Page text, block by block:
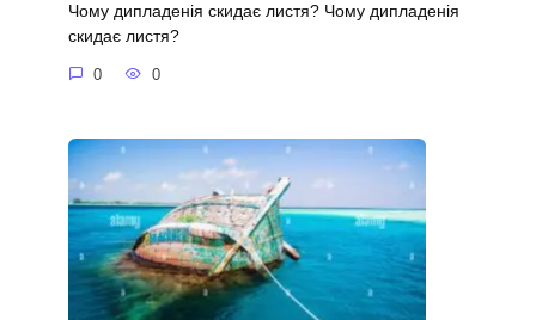
Чому дипладенія скидає листя? Чому дипладенія
скидає листя?
0 0